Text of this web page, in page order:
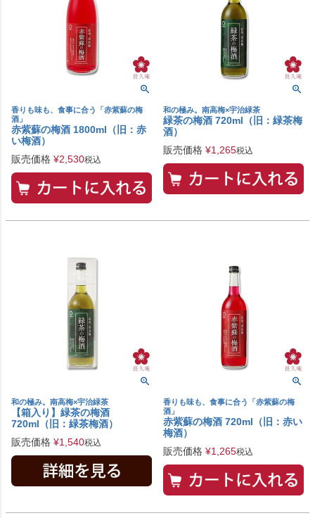
香りも味も、食事に合う「赤紫蘇の梅
酒」
赤紫蘇の梅酒 1800ml（旧：赤
い梅酒）
販売価格 ¥2,530税込
和の極み。南高梅×宇治緑茶
緑茶の梅酒 720ml（旧：緑茶梅
酒）
販売価格 ¥1,265税込
和の極み。南高梅×宇治緑茶
【箱入り】緑茶の梅酒
720ml（旧：緑茶梅酒）
販売価格 ¥1,540税込
香りも味も、食事に合う「赤紫蘇の梅
酒」
赤紫蘇の梅酒 720ml（旧：赤い
梅酒）
販売価格 ¥1,265税込